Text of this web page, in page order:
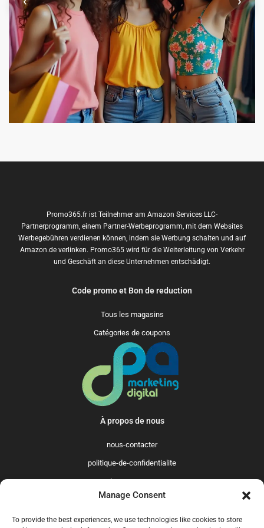
Manage Consent
To provide the best experiences, we use technologies like cookies to store
Promo365.fr ist Teilnehmer am Amazon Services LLC-
Partnerprogramm, einem Partner-Werbeprogramm, mit dem Websites
Werbegebühren verdienen können, indem sie Werbung schalten und auf
Amazon.de verlinken. Promo365 wird für die Weiterleitung von Verkehr
und Geschäft an diese Unternehmen entschädigt.
Code promo et Bon de reduction
Tous les magasins
Catégories de coupons
À propos de nous
nous-contacter
politique-de-confidentialite
qui-sommes-nous